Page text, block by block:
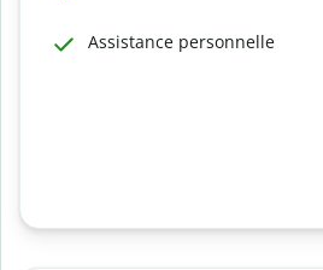
Assistance personnelle